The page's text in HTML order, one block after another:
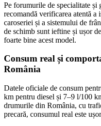
Pe forumurile de specialitate
recomandă verificarea atentă a
caroseriei și a sistemului de
de schimb sunt ieftine și ușor
foarte bine acest model.
Consum real și
România
Datele oficiale de consum
km pentru diesel și 7–9 l/100
drumurile din România, cu
precară, consumul real este